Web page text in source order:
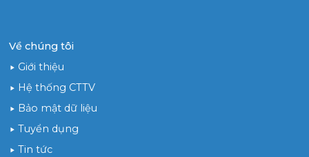
Về chúng tôi
Giới thiệu
Hệ thống CTTV
Bảo mật dữ liệu
Tuyển dụng
Tin tức